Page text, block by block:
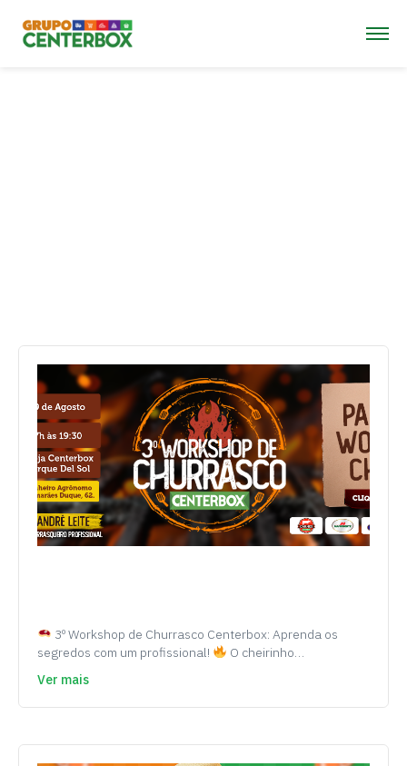
3º Workshop de Churrasco Centerbox: Aprenda os
segredos com um profissional!
O cheirinho…
Ver mais